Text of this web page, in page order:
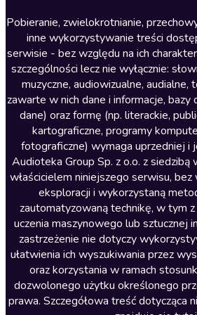
Literatura anglojęzyczna
Literatura faktu
Literatura obyczajowa
Literatura piękna obca
Literatura piękna polska
Nagrania relaksacyjne
Nauka języków
Nauki humanistyczne
Podcasty i audycje
Polityka
Prasa
Religia
Romans
Pobieranie, zwielokrotnianie,
inne wykorzystywanie treści
serwisie - bez względu na ich
szczególności lecz nie wyłącznie:
muzyczne, audiowizualne,
zawarte w nich dane i informacje, bazy
dane) oraz formę (np. literackie,
kartograficzne, programy
fotograficzne) wymaga uprzedniej i
Audioteka Group Sp. z o.o. z
właścicielem niniejszego serwisu,
eksploracji i wykorzystaną
zautomatyzowaną technikę, w tym
uczenia maszynowego lub sztucznej
zastrzeżenie nie dotyczy
ułatwienia ich wyszukiwania przez
oraz korzystania w ramach
dozwolonego użytku określonego
prawa. Szczegółowa treść dotycząca